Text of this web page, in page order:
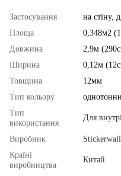
Застосування на стіну,
Площа
0,348м2
Довжина
2,9м
Ширина
0,12м
Товщина
12мм
Тип кольору
Тип
використання
Для
Виробник
Stickerwall
Країні
виробництва
Китай